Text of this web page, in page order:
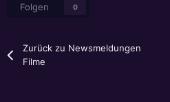
Folgen 0
Zurück zu Newsmeldungen
Filme